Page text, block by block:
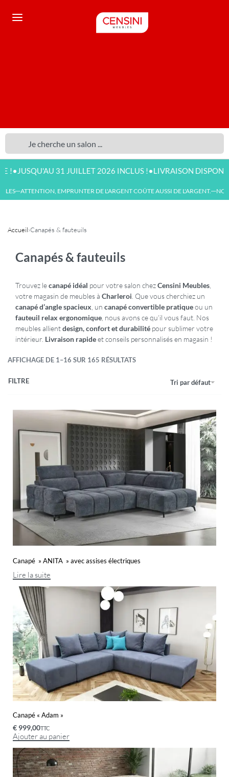
2026 INCLUS !•LIVRAISON DISPONIBLE DÈS 500 €
ATTENTION, EMPRUNTER DE L'ARGENT COÛTE AUSSI DE L'ARGENT.—
Accueil›Canapés & fauteuils
Canapés & fauteuils
Trouvez lecanapé idéal pour votre salon chezCensini Meubles
votre magasin de meubles à Charleroi . Que vous cherchiez un
canapé d’angle spacieux , un canapé convertible pratiqueou un
fauteuil relax ergonomique , nous avons ce qu’il vous faut. Nos
meubles allientdesign, confort et durabilité pour sublimer votre
intérieur. Livraison rapideet conseils personnalisés en magasin !
AFFICHAGE DE 1–16 SUR 165 RÉSULTATS
Tri par défaut
FILTRE
Canapé » ANITA » avec assises électriques
Lire la suite
Canapé « Adam »
€ 999,00TTC
Ajouter au panier